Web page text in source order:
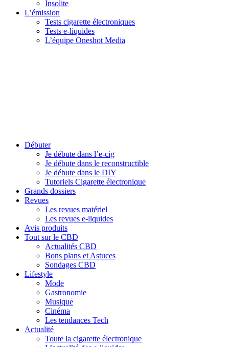
Insolite
L’émission
Tests cigarette électroniques
Tests e-liquides
L’équipe Oneshot Media
Débuter
Je débute dans l’e-cig
Je débute dans le reconstructible
Je débute dans le DIY
Tutoriels Cigarette électronique
Grands dossiers
Revues
Les revues matériel
Les revues e-liquides
Avis produits
Tout sur le CBD
Actualités CBD
Bons plans et Astuces
Sondages CBD
Lifestyle
Mode
Gastronomie
Musique
Cinéma
Les tendances Tech
Actualité
Toute la cigarette électronique